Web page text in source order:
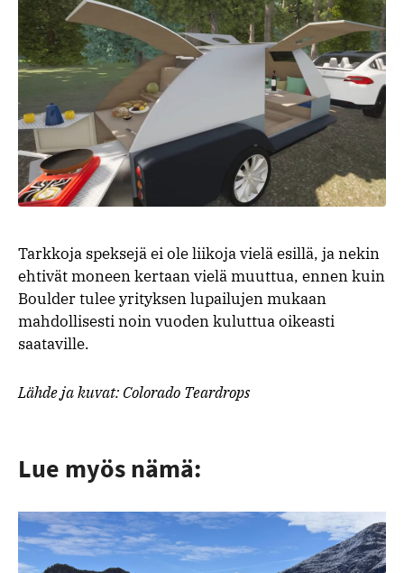
Tarkkoja speksejä ei ole liikoja vielä esillä, ja nekin
ehtivät moneen kertaan vielä muuttua, ennen kuin
Boulder tulee yrityksen lupailujen mukaan
mahdollisesti noin vuoden kuluttua oikeasti
saataville.
Lähde ja kuvat: Colorado Teardrops
Lue myös nämä: